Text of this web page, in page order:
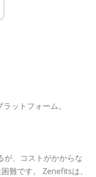
ットフォーム。
が、コストがかからな
難です。 Zenefitsは、